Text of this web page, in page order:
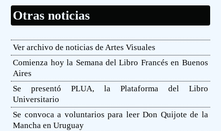
Otras noticias
Ver archivo de noticias de Artes Visuales
Comienza hoy la Semana del Libro Francés en Buenos
Aires
Se presentó PLUA, la Plataforma del Libro
Universitario
Se convoca a voluntarios para leer Don Quijote de la
Mancha en Uruguay